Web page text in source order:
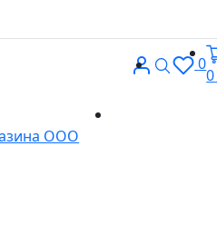
ВходПоиск
0
0
ООО